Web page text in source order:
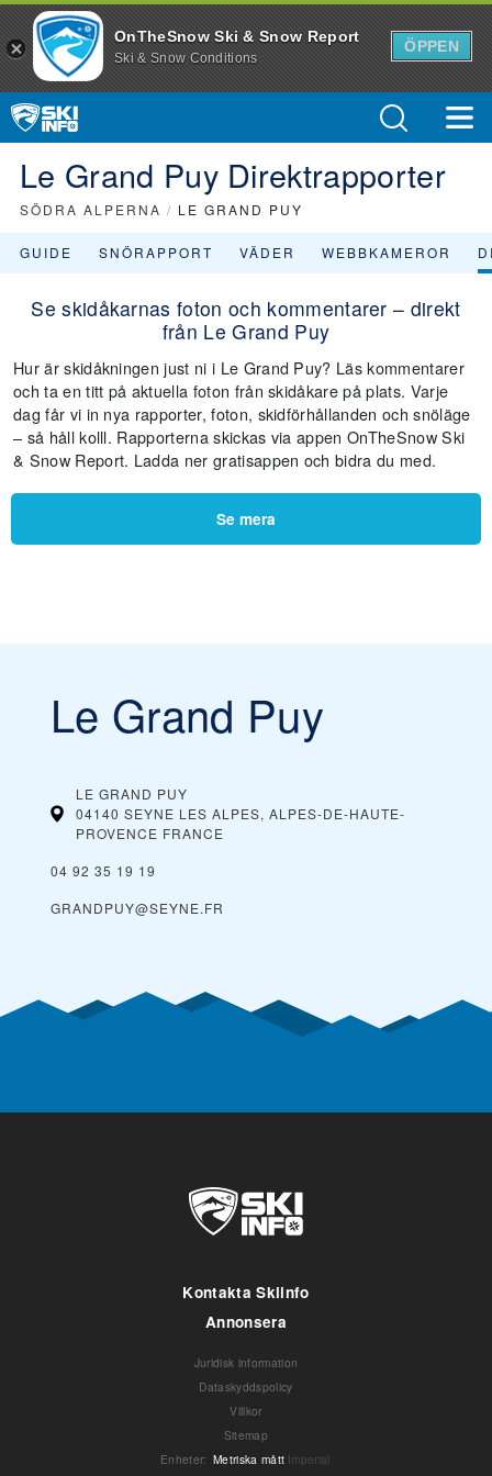
OnTheSnow Ski & Snow Report
Ski & Snow Conditions
ÖPPEN
Le Grand Puy Direktrapporter
SÖDRA ALPERNA / LE GRAND PUY
GUIDE SNÖRAPPORT VÄDER WEBBKAMEROR
Se skidåkarnas foton och kommentarer – direkt
från Le Grand Puy
Hur är skidåkningen just ni i Le Grand Puy? Läs kommentarer
och ta en titt på aktuella foton från skidåkare på plats. Varje
dag får vi in nya rapporter, foton, skidförhållanden och snöläge
– så håll kolll. Rapporterna skickas via appen OnTheSnow Ski
& Snow Report. Ladda ner gratisappen och bidra du med.
Se mera
Le Grand Puy
LE GRAND PUY
04140 SEYNE LES ALPES, ALPES-DE-HAUTE-
PROVENCE FRANCE
04 92 35 19 19
GRANDPUY@SEYNE.FR
Kontakta Skiinfo
Annonsera
Juridisk information
Dataskyddspolicy
Villkor
Sitemap
Enheter: Metriska mått Imperial